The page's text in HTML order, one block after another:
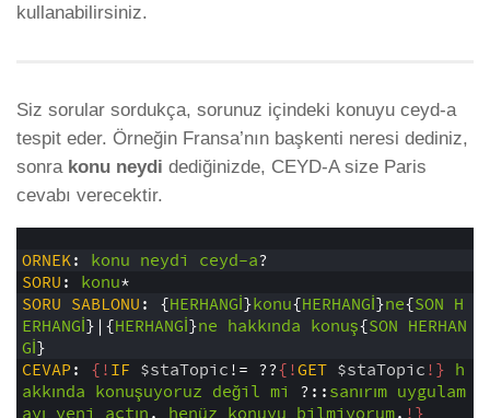
kullanabilirsiniz.
Siz sorular sordukça, sorunuz içindeki konuyu ceyd-a
tespit eder. Örneğin Fransa’nın başkenti neresi dediniz,
sonra konu neydi dediğinizde, CEYD-A size Paris
cevabı verecektir.
ORNEK: konu neydi ceyd-a?
SORU: konu*
SORU SABLONU: {HERHANGİ}konu{HERHANGİ}ne{SON H
ERHANGİ}|{HERHANGİ}ne hakkında konuş{SON HERHAN
Gİ}
CEVAP: {!IF $staTopic!= ??{!GET $staTopic!} h
akkında konuşuyoruz değil mi ?::sanırım uygulam